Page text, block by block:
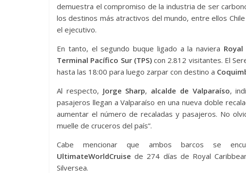
demuestra el compromiso de la industria de ser
los destinos más atractivos del mundo, entre ellos
el ejecutivo.
En tanto, el segundo buque ligado a la naviera Royal
Terminal Pacífico Sur (TPS)con 2.812 visitantes. El
hasta las 18:00 para luego zarpar con destino a
Al respecto, Jorge Sharp, alcalde de Valparaíso,
pasajeros llegan a Valparaíso en una nueva doble
aumentar el número de recaladas y pasajeros. No
muelle de cruceros del país”.
Cabe mencionar que ambos barcos se
UltimateWorldCruise de 274 días de Royal
Silversea.